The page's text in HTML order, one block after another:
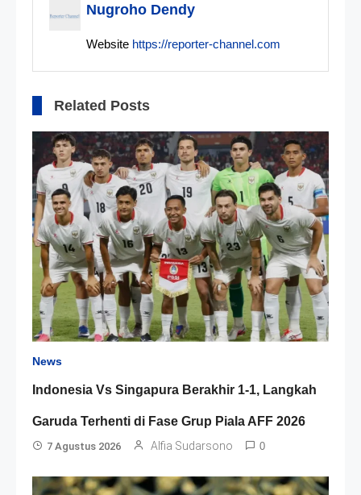
Nugroho Dendy
Website https://reporter-channel.com
Related Posts
News
Indonesia Vs Singapura Berakhir 1-1, Langkah
Garuda Terhenti di Fase Grup Piala AFF 2026
7 Agustus 2026 Alfia Sudarsono 0